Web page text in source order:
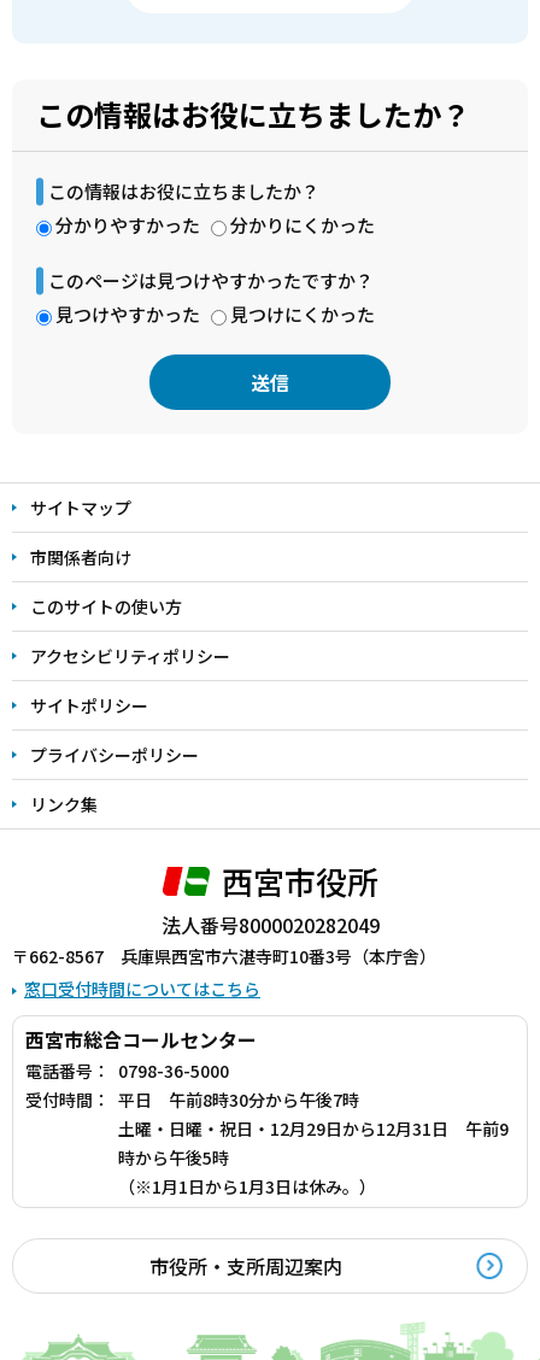
この情報はお役に立ちましたか？
この情報はお役に立ちましたか？
分かりやすかった
分かりにくかった
このページは見つけやすかったですか？
見つけやすかった
見つけにくかった
文
こ
こ
ま
サイトマップ
市関係者向け
このサイトの使い方
アクセシビリティポリシー
サイトポリシー
プライバシーポリシー
リンク集
西宮市役所
法人番号8000020282049
〒662-8567 兵庫県西宮市六湛寺町10番3号（本庁舎）
窓口受付時間についてはこちら
西宮市総合コールセンター
電話番号：
0798-36-5000
受付時間：
平日 午前8時30分から午後7時
土曜・日曜・祝日・12月29日から12月31日 午前9
時から午後5時
（※1月1日から1月3日は休み。）
市役所・支所周辺案内